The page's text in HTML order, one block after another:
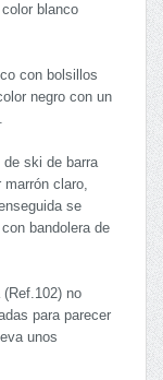
blanco
con bolsillos
negro con un
ski de barra
claro,
se
bandolera de
(Ref.102) no
para parecer
unos